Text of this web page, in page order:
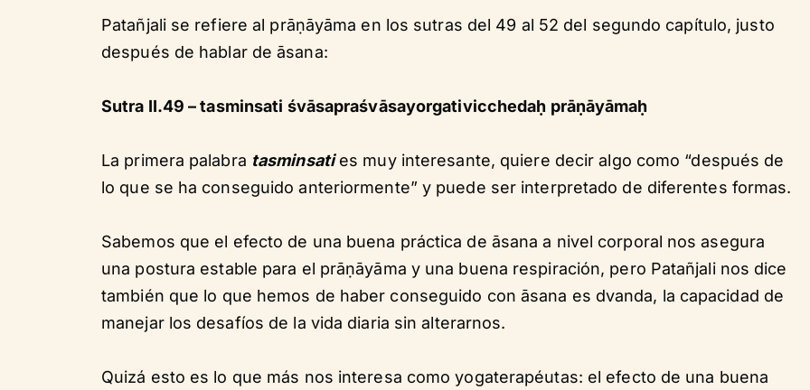
Patañjali se refiere al prāṇāyāma en los sutras del 49 al 52 del segundo capítulo, justo
después de hablar de āsana:
Sutra II.49 – tasminsati śvāsapraśvāsayorgativicchedaḥ prāṇāyāmaḥ
La primera palabra tasminsati es muy interesante, quiere decir algo como “después de
lo que se ha conseguido anteriormente” y puede ser interpretado de diferentes formas.
Sabemos que el efecto de una buena práctica de āsana a nivel corporal nos asegura
una postura estable para el prāṇāyāma y una buena respiración, pero Patañjali nos dice
también que lo que hemos de haber conseguido con āsana es dvanda, la capacidad de
manejar los desafíos de la vida diaria sin alterarnos.
Quizá esto es lo que más nos interesa como yogaterapéutas: el efecto de una buena